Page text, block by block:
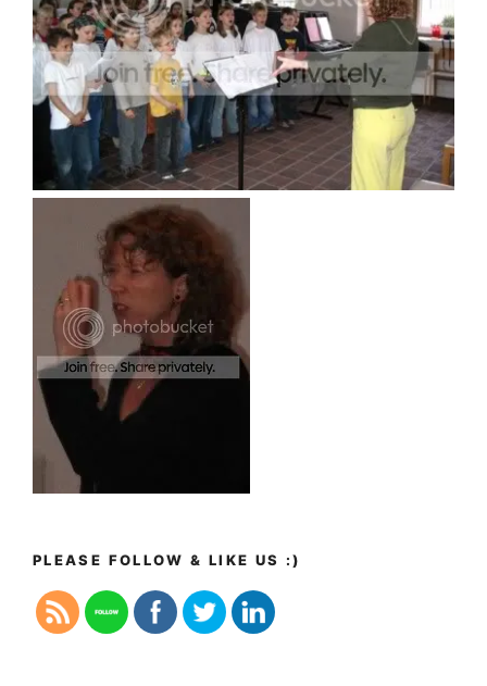
PLEASE FOLLOW & LIKE US :)